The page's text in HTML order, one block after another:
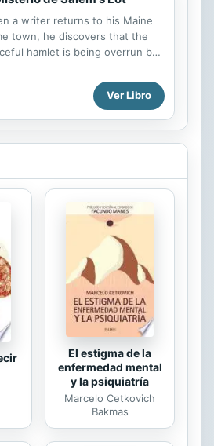
Alaric Lydgate. Al
amoroso se añadirán los
de los compañeros de
entre ellos por ganar una
beca de investigación.
a writer returns to his Maine
town, he discovers that the
hamlet is being overrun by
evil before it can spread.
Ver Libro
El estigma de la
enfermedad mental
y la psiquiatría
Marcelo Cetkovich
Bakmas